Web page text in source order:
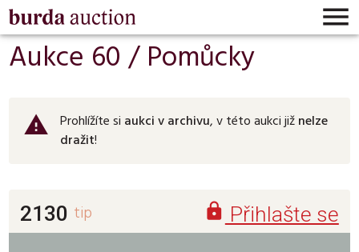

Aukce 60 /Pomůcky
warning Prohlížíte si aukci v archivu, v této aukci jižnelze
dražit!
2130  Přihlašte se
tip